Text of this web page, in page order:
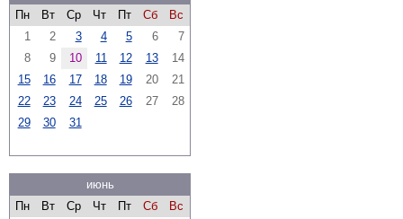
Пн
Вт Ср Чт Пт Сб
Вс
1
2 3 4 5 6
7
8
9 10 11 12 13
14
15
16 17 18 19 20
21
22
23 24 25 26 27
28
29
30 31
июнь
Пн
Вт Ср Чт Пт Сб
Вс